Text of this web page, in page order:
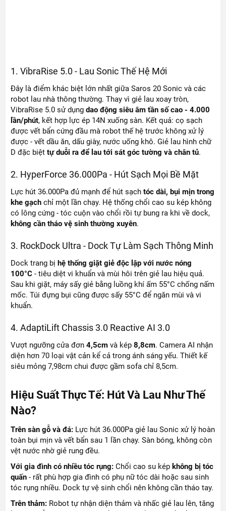
1. VibraRise 5.0 - Lau Sonic Thế Hệ Mới
Đây là điểm khác biệt lớn nhất giữa Saros 20 Sonic và các
robot lau nhà thông thường. Thay vì giẻ lau xoay tròn,
VibraRise 5.0 sử dụngdao động siêu âm tần số cao - 4.000
lần/phút, kết hợp lực ép 14N xuống sàn. Kết quả: cọ sạch
được vết bẩn cứng đầu mà robot thế hệ trước không xử lý
được - vết dầu ăn, dấu giày, nước uống khô. Giẻ lau hình chữ
D đặc biệttự duỗi ra để lau tới sát góc tường và chân tủ.
2. HyperForce 36.000Pa - Hút Sạch Mọi Bề Mặt
Lực hút 36.000Pa đủ mạnh để hút sạchtóc dài, bụi mịn trong
khe gạch chỉ một lần chạy. Hệ thống chổi cao su kép không
có lông cứng - tóc cuộn vào chổi rồi tự bung ra khi về dock,
không cần tháo vệ sinh thường xuyên.
3. RockDock Ultra - Dock Tự Làm Sạch Thông Minh
Dock trang bịhệ thống giặt giẻ độc lập với nước nóng
100°C - tiêu diệt vi khuẩn và mùi hôi trên giẻ lau hiệu quả.
Sau khi giặt, máy sấy giẻ bằng luồng khí ấm 55°C chống nấm
mốc. Túi đựng bụi cũng được sấy 55°C để ngăn mùi và vi
khuẩn.
4. AdaptiLift Chassis 3.0 Reactive AI 3.0
Vượt ngưỡng cửa đơn4,5cm và kép8,8cm. Camera AI nhận
diện hơn 70 loại vật cản kể cả trong ánh sáng yếu. Thiết kế
siêu mỏng 7,98cm chui được gầm sofa chỉ 8,5cm.
Hiệu Suất Thực Tế: Hút Và Lau Như Thế
Nào?
Trên sàn gỗ và đá: Lực hút 36.000Pa giẻ lau Sonic xử lý hoàn
toàn bụi mịn và vết bẩn sau 1 lần chạy. Sàn bóng, không còn
vệt nước nhờ giẻ rung đều.
Với gia đình có nhiều tóc rụng: Chổi cao su kép không bị tóc
quấn - rất phù hợp gia đình có phụ nữ tóc dài hoặc sau sinh
tóc rụng nhiều. Dock tự vệ sinh chổi nên không cần tháo tay.
Trên thảm: Robot tự nhận diện thảm và nhấc giẻ lau lên, tăng